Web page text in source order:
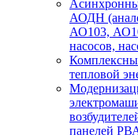
АОДН
АО103,
насосов,
тепловой
панелей